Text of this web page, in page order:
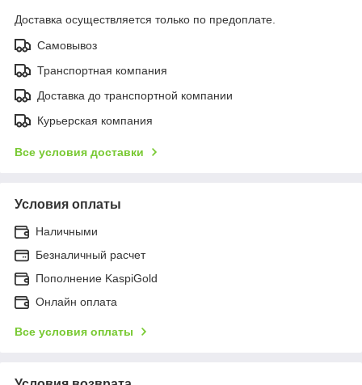
Доставка осуществляется только по предоплате.
Самовывоз
Транспортная компания
Доставка до транспортной компании
Курьерская компания
Все условия доставки
Условия оплаты
Наличными
Безналичный расчет
Пополнение KaspiGold
Онлайн оплата
Все условия оплаты